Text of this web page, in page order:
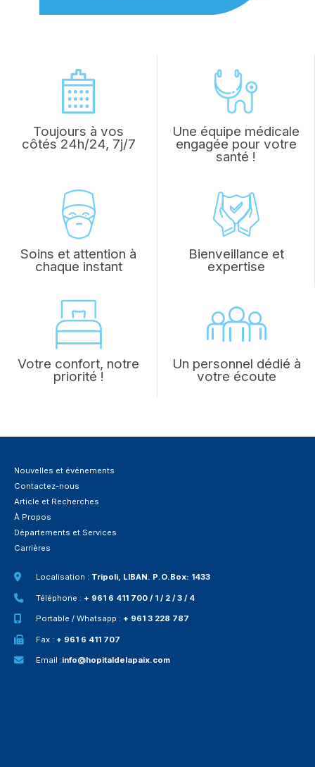
Toujours à vos
côtés 24h/24, 7j/7
Une équipe médicale
engagée pour votre
santé !
Soins et attention à
chaque instant
Bienveillance et
expertise
Votre confort, notre
priorité !
Un personnel dédié à
votre écoute
Nouvelles et événements
Contactez-nous
Article et Recherches
À Propos
Départements et Services
Carrières
Localisation : Tripoli, LIBAN. P.O.Box: 1433
Téléphone :+ 961 6 411 700 / 1 / 2 / 3 / 4
Portable / Whatsapp :+ 961 3 228 787
Fax :+ 961 6 411 707
Email :info@hopitaldelapaix.com